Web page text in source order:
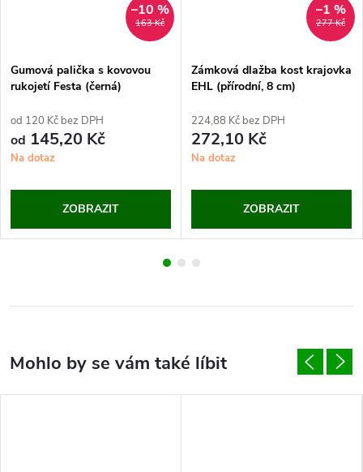
163 Kč
–10 %
Gumová palička s kovovou
rukojetí Festa (černá)
od 120 Kč bez DPH
od 145,20 Kč
Na dotaz
ZOBRAZIT
277 Kč
–1 %
Zámková dlažba kost krajovka
EHL (přírodní, 8 cm)
224,88 Kč bez DPH
272,10 Kč
Na dotaz
ZOBRAZIT